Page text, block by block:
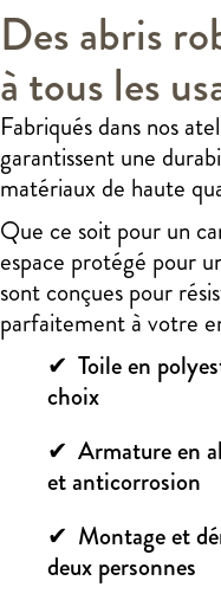
Des abris
à tous les
Fabriqués dans nos
garantissent une
matériaux de haute
Que ce soit pour un
espace protégé pour
sont conçues pour
parfaitement à votre
Toile en
choix
Armature en
et anticorrosion
Montage et
deux personnes